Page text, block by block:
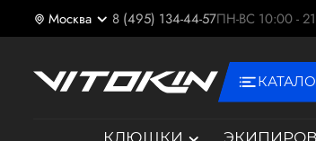
Москва 8 (495) 134-44-57ПН-ВС 10:00 -
КЛЮШКИ